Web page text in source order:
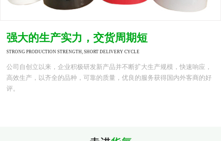
强大的生产实力，交货周期短
STRONG PRODUCTION STRENGTH, SHORT DELIVERY CYCLE
公司自创立以来，企业积极研发新产品并不断扩大生产规模，快速响应，
高效生产，以齐全的品种，可靠的质量，优良的服务获得国内外客商的好
评。